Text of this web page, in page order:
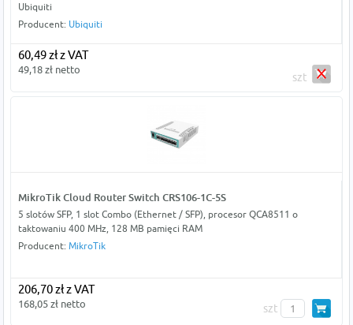
Ubiquiti
Producent: Ubiquiti
60,49 zł z VAT
49,18 zł netto
szt
MikroTik Cloud Router Switch CRS106-1C-5S
5 slotów SFP, 1 slot Combo (Ethernet / SFP), procesor QCA8511 o
taktowaniu 400 MHz, 128 MB pamięci RAM
Producent: MikroTik
206,70 zł z VAT
168,05 zł netto szt